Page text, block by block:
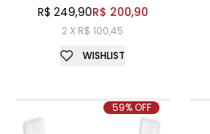
R$ 249,90R$ 200,90
2 X R$ 100,45
WISHLIST
59% OFF